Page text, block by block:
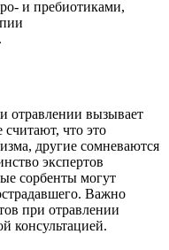
и пребиотиками,
отравлении вызывает
что это
другие сомневаются
экспертов
сорбенты могут
Важно
при отравлении
консультацией.